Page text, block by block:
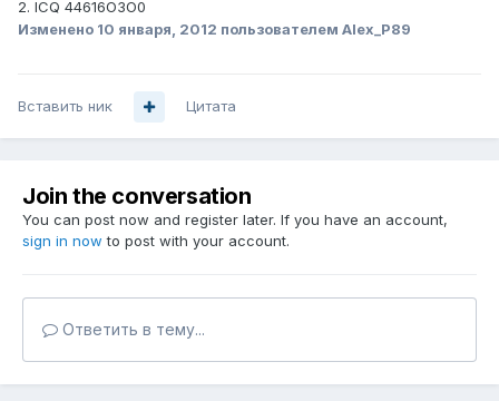
2. ICQ 44616О3О0
Изменено 10 января, 2012 пользователем Alex_P89
Вставить ник Цитата
Join the conversation
You can post now and register later. If you have an account,
sign in now to post with your account.
Ответить в тему...